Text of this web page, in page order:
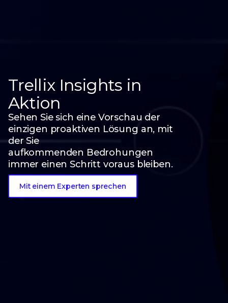
Trellix Insights in
Aktion
Sehen Sie sich eine Vorschau der
einzigen proaktiven Lösung an, mit
der Sie
aufkommenden Bedrohungen
immer einen Schritt voraus bleiben.
Mit einem Experten sprechen